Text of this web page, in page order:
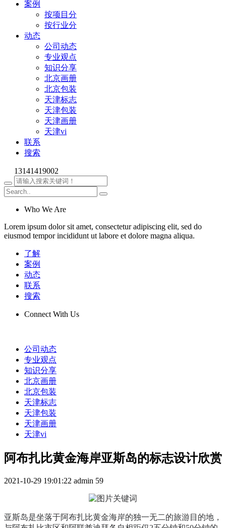
案例
按项目分
按行业分
动态
公司动态
专业观点
知识分享
北京画册
北京包装
天津标志
天津包装
天津画册
天津vi
联系
搜索
13141419002
Who We Are
Lorem ipsum dolor sit amet, consectetur adipiscing elit, sed do
eiusmod tempor incididunt ut labore et dolore magna aliqua.
了解
案例
动态
联系
搜索
Connect With Us
公司动态
专业观点
知识分享
北京画册
北京包装
天津标志
天津包装
天津画册
天津vi
阿布扎比黄金海岸亚斯岛的标志设计欣赏
2021-10-29 19:01:22 admin 59
亚斯岛是坐落于阿布扎比黄金海岸的独一无二的旅游目的地，